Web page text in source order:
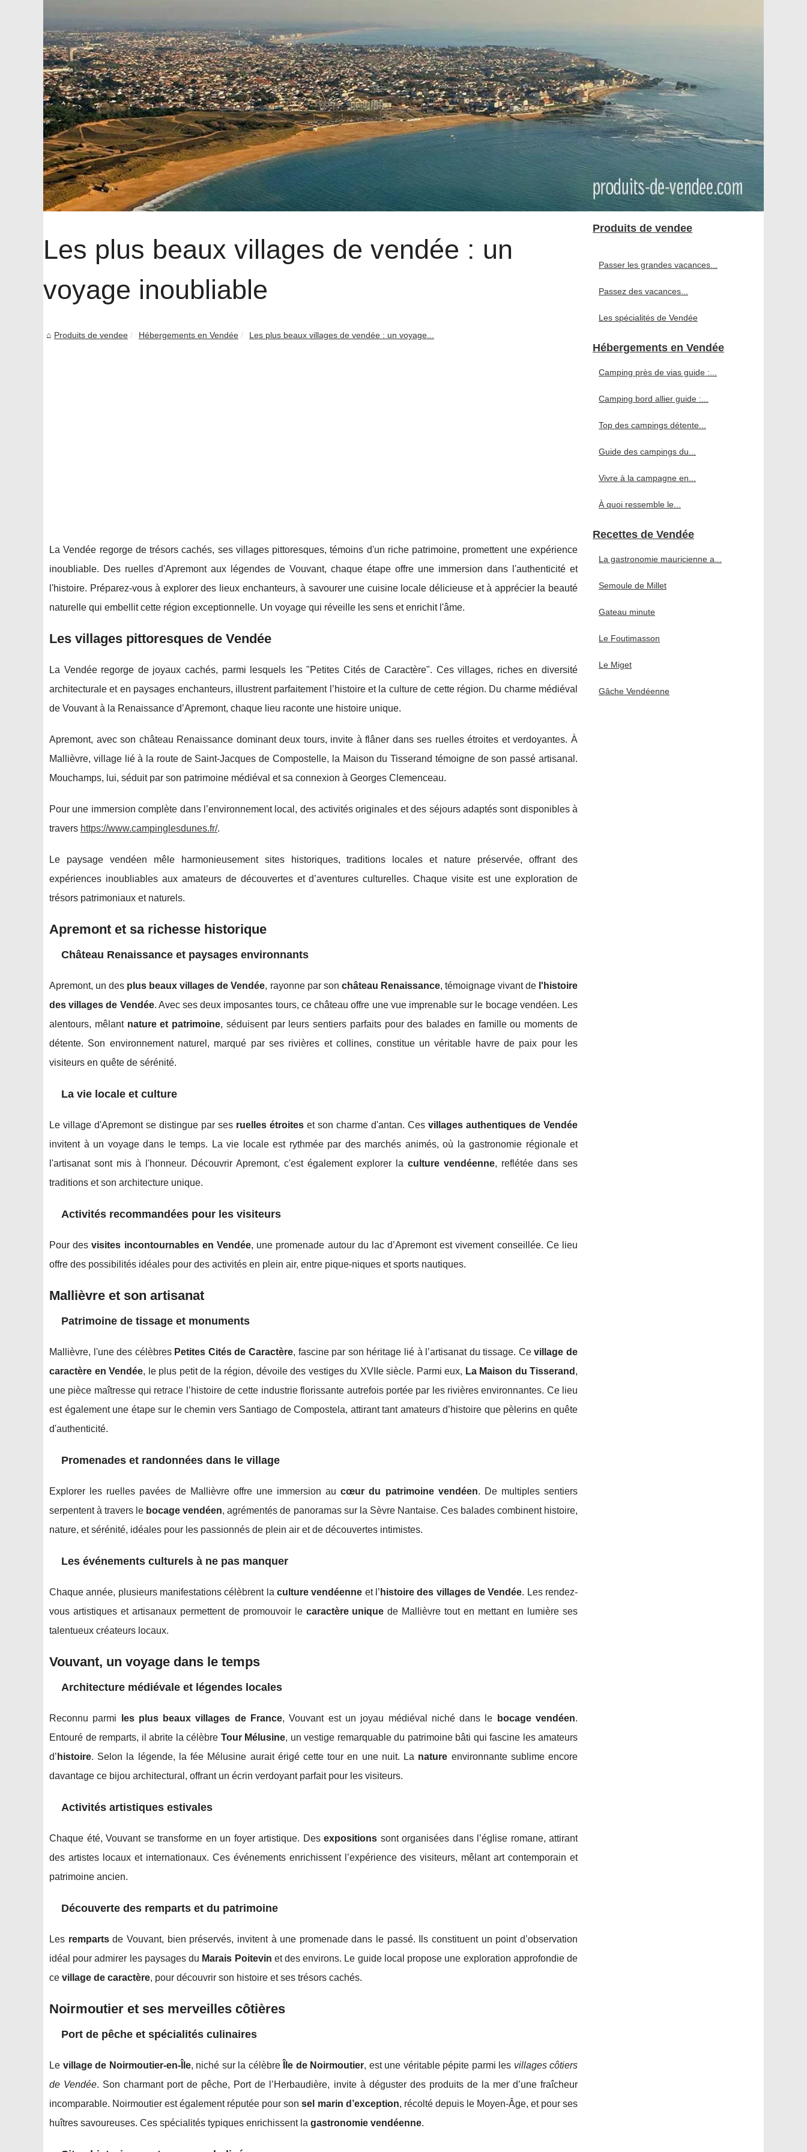
Les plus beaux villages de vendée : un
voyage inoubliable
Produits de vendee Hébergements en Vendée Les plus beaux villages de vendée : un voyage...
La Vendée regorge de trésors cachés, ses villages pittoresques, témoins d'un riche patrimoine, promettent une expérience
inoubliable. Des ruelles d'Apremont aux légendes de Vouvant, chaque étape offre une immersion dans l'authenticité et
l'histoire. Préparez-vous à explorer des lieux enchanteurs, à savourer une cuisine locale délicieuse et à apprécier la beauté
naturelle qui embellit cette région exceptionnelle. Un voyage qui réveille les sens et enrichit l'âme.
Les villages pittoresques de Vendée
La Vendée regorge de joyaux cachés, parmi lesquels les "Petites Cités de Caractère". Ces villages, riches en diversité
architecturale et en paysages enchanteurs, illustrent parfaitement l’histoire et la culture de cette région. Du charme médiéval
de Vouvant à la Renaissance d’Apremont, chaque lieu raconte une histoire unique.
Apremont, avec son château Renaissance dominant deux tours, invite à flâner dans ses ruelles étroites et verdoyantes. À
Mallièvre, village lié à la route de Saint-Jacques de Compostelle, la Maison du Tisserand témoigne de son passé artisanal.
Mouchamps, lui, séduit par son patrimoine médiéval et sa connexion à Georges Clemenceau.
Pour une immersion complète dans l’environnement local, des activités originales et des séjours adaptés sont disponibles à
travers https://www.campinglesdunes.fr/.
Le paysage vendéen mêle harmonieusement sites historiques, traditions locales et nature préservée, offrant des
expériences inoubliables aux amateurs de découvertes et d’aventures culturelles. Chaque visite est une exploration de
trésors patrimoniaux et naturels.
Apremont et sa richesse historique
Château Renaissance et paysages environnants
Apremont, un des plus beaux villages de Vendée, rayonne par son château Renaissance, témoignage vivant de l'histoire
des villages de Vendée. Avec ses deux imposantes tours, ce château offre une vue imprenable sur le bocage vendéen. Les
alentours, mêlant nature et patrimoine, séduisent par leurs sentiers parfaits pour des balades en famille ou moments de
détente. Son environnement naturel, marqué par ses rivières et collines, constitue un véritable havre de paix pour les
visiteurs en quête de sérénité.
La vie locale et culture
Le village d'Apremont se distingue par ses ruelles étroites et son charme d'antan. Ces villages authentiques de Vendée
invitent à un voyage dans le temps. La vie locale est rythmée par des marchés animés, où la gastronomie régionale et
l'artisanat sont mis à l'honneur. Découvrir Apremont, c'est également explorer la culture vendéenne, reflétée dans ses
traditions et son architecture unique.
Activités recommandées pour les visiteurs
Pour desvisites incontournables en Vendée, une promenade autour du lac d’Apremont est vivement conseillée. Ce lieu
offre des possibilités idéales pour des activités en plein air, entre pique-niques et sports nautiques.
Mallièvre et son artisanat
Patrimoine de tissage et monuments
Mallièvre, l'une des célèbres Petites Cités de Caractère, fascine par son héritage lié à l’artisanat du tissage. Cevillage de
caractère en Vendée, le plus petit de la région, dévoile des vestiges du XVIIe siècle. Parmi eux, La Maison du Tisserand ,
une pièce maîtresse qui retrace l’histoire de cette industrie florissante autrefois portée par les rivières environnantes. Ce lieu
est également une étape sur le chemin vers Santiago de Compostela, attirant tant amateurs d’histoire que pèlerins en quête
d'authenticité.
Promenades et randonnées dans le village
Explorer les ruelles pavées de Mallièvre offre une immersion aucœur du patrimoine vendéen. De multiples sentiers
serpentent à travers le bocage vendéen, agrémentés de panoramas sur la Sèvre Nantaise. Ces balades combinent histoire,
nature, et sérénité, idéales pour les passionnés de plein air et de découvertes intimistes.
Les événements culturels à ne pas manquer
Chaque année, plusieurs manifestations célèbrent la culture vendéenne et l’ histoire des villages de Vendée. Les rendez-
vous artistiques et artisanaux permettent de promouvoir le caractère unique de Mallièvre tout en mettant en lumière ses
talentueux créateurs locaux.
Vouvant, un voyage dans le temps
Architecture médiévale et légendes locales
Reconnu parmi les plus beaux villages de France, Vouvant est un joyau médiéval niché dans le bocage vendéen.
Entouré de remparts, il abrite la célèbre Tour Mélusine, un vestige remarquable du patrimoine bâti qui fascine les amateurs
d’ histoire. Selon la légende, la fée Mélusine aurait érigé cette tour en une nuit. La nature environnante sublime encore
davantage ce bijou architectural, offrant un écrin verdoyant parfait pour les visiteurs.
Activités artistiques estivales
Chaque été, Vouvant se transforme en un foyer artistique. Des expositions sont organisées dans l’église romane, attirant
des artistes locaux et internationaux. Ces événements enrichissent l’expérience des visiteurs, mêlant art contemporain et
patrimoine ancien.
Découverte des remparts et du patrimoine
Les rempartsde Vouvant, bien préservés, invitent à une promenade dans le passé. Ils constituent un point d’observation
idéal pour admirer les paysages du Marais Poitevin et des environs. Le guide local propose une exploration approfondie de
ce village de caractère, pour découvrir son histoire et ses trésors cachés.
Noirmoutier et ses merveilles côtières
Port de pêche et spécialités culinaires
Le village de Noirmoutier-en-Île, niché sur la célèbre Île de Noirmoutier, est une véritable pépite parmi les villages côtiers
de Vendée. Son charmant port de pêche, Port de l’Herbaudière, invite à déguster des produits de la mer d’une fraîcheur
incomparable. Noirmoutier est également réputée pour sonsel marin d’exception, récolté depuis le Moyen-Âge, et pour ses
huîtres savoureuses. Ces spécialités typiques enrichissent la gastronomie vendéenne.
Produits de vendee
Passer les grandes vacances...
Passez des vacances...
Les spécialités de Vendée
Hébergements en Vendée
Camping près de vias guide :...
Camping bord allier guide :...
Top des campings détente...
Guide des campings du...
Vivre à la campagne en...
À quoi ressemble le...
Recettes de Vendée
La gastronomie mauricienne a...
Semoule de Millet
Gateau minute
Le Foutimasson
Le Miget
Gâche Vendéenne